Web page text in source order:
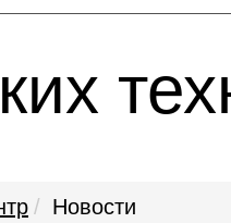
Новости